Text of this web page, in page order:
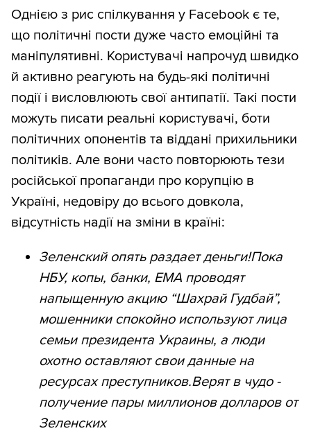
Однією з рис спілкування у Facebook є те,
що політичні пости дуже часто емоційні та
маніпулятивні. Користувачі напрочуд швидко
й активно реагують на будь-які політичні
події і висловлюють свої антипатії. Такі пости
можуть писати реальні користувачі, боти
політичних опонентів та віддані прихильники
політиків. Але вони часто повторюють тези
російської пропаганди про корупцію в
Україні, недовіру до всього довкола,
відсутність надії на зміни в країні:
Зеленский опять раздает деньги!Пока
НБУ, копы, банки, ЕМА проводят
напыщенную акцию “Шахрай Гудбай”,
мошенники спокойно используют лица
семьи президента Украины, а люди
охотно оставляют свои данные на
ресурсах преступников.Верят в чудо -
получение пары миллионов долларов от
Зеленских